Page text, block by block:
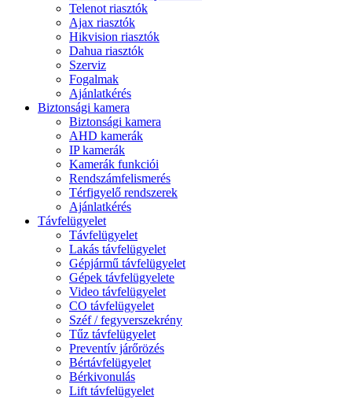
Telenot riasztók
Ajax riasztók
Hikvision riasztók
Dahua riasztók
Szerviz
Fogalmak
Ajánlatkérés
Biztonsági kamera
Biztonsági kamera
AHD kamerák
IP kamerák
Kamerák funkciói
Rendszámfelismerés
Térfigyelő rendszerek
Ajánlatkérés
Távfelügyelet
Távfelügyelet
Lakás távfelügyelet
Gépjármű távfelügyelet
Gépek távfelügyelete
Video távfelügyelet
CO távfelügyelet
Széf / fegyverszekrény
Tűz távfelügyelet
Preventív járőrözés
Bértávfelügyelet
Bérkivonulás
Lift távfelügyelet